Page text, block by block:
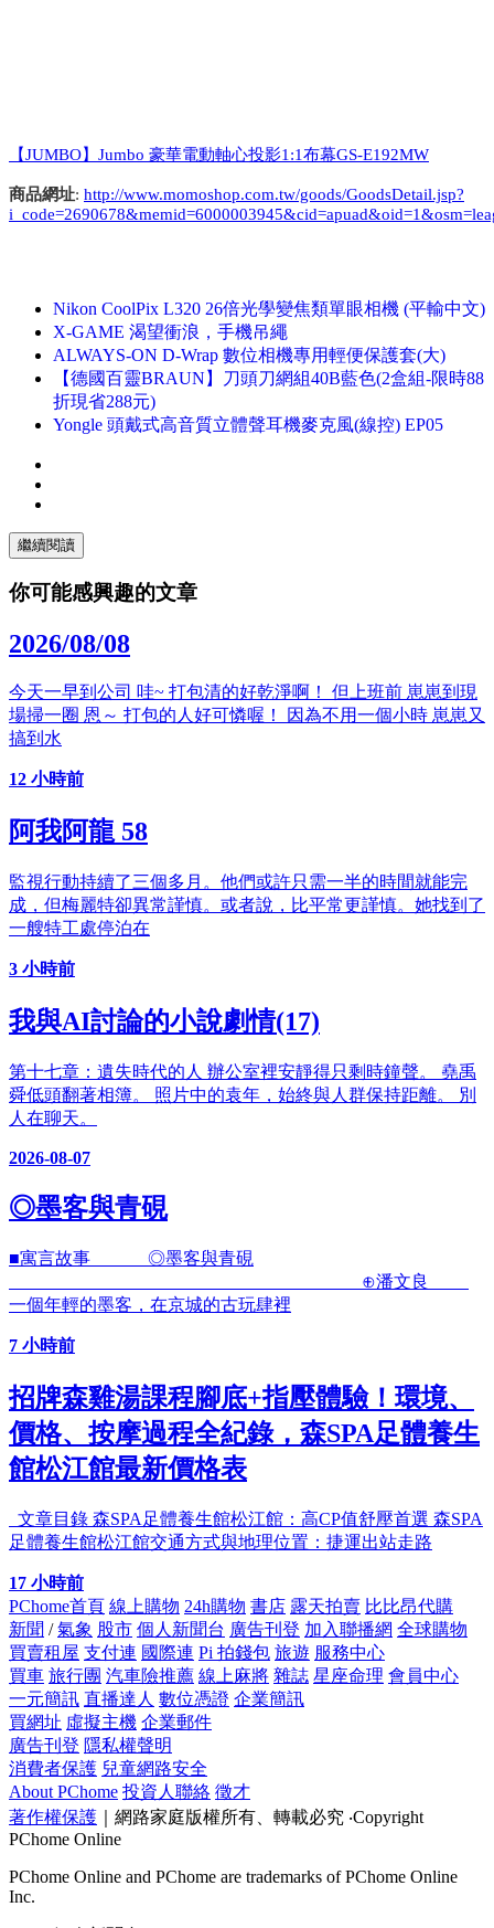
【JUMBO】Jumbo 豪華電動軸心投影1:1布幕GS-E192MW
商品網址: http://www.momoshop.com.tw/goods/GoodsDetail.jsp?
Nikon CoolPix L320 26倍光學變焦類單眼相機 (平輸中文)
X-GAME 渴望衝浪，手機吊繩
ALWAYS-ON D-Wrap 數位相機專用輕便保護套(大)
【德國百靈BRAUN】刀頭刀網組40B藍色(2盒組-限時88
折現省288元)
Yongle 頭戴式高音質立體聲耳機麥克風(線控) EP05
繼續閱讀
你可能感興趣的文章
2026/08/08
今天一早到公司 哇~ 打包清的好乾淨啊！ 但上班前 崽崽到現
場掃一圈 恩～ 打包的人好可憐喔！ 因為不用一個小時 崽崽又
搞到水
12 小時前
阿我阿龍 58
監視行動持續了三個多月。他們或許只需一半的時間就能完
成，但梅麗特卻異常謹慎。或者說，比平常更謹慎。她找到了
一艘特工處停泊在
3 小時前
我與AI討論的小說劇情(17)
第十七章：遺失時代的人 辦公室裡安靜得只剩時鐘聲。 堯禹
舜低頭翻著相簿。 照片中的袁年，始終與人群保持距離。 別
人在聊天。
2026-08-07
◎墨客與青硯
■寓言故事 ◎墨客與青硯
⊕潘文良
一個年輕的墨客，在京城的古玩肆裡
7 小時前
招牌森雞湯課程腳底+指壓體驗！環境、
價格、按摩過程全紀錄，森SPA足體養生
館松江館最新價格表
文章目錄 森SPA足體養生館松江館：高CP值舒壓首選 森SPA
足體養生館松江館交通方式與地理位置：捷運出站走路
17 小時前
PChome首頁 線上購物 24h購物 書店 露天拍賣 比比昂代購
新聞 /氣象 股市 個人新聞台 廣告刊登 加入聯播網 全球購物
買賣租屋 支付連 國際連 Pi 拍錢包 旅遊 服務中心
買車 旅行團 汽車險推薦 線上麻將 雜誌 星座命理 會員中心
一元簡訊 直播達人 數位憑證 企業簡訊
買網址 虛擬主機 企業郵件
廣告刊登 隱私權聲明
消費者保護 兒童網路安全
About PChome 投資人聯絡 徵才
著作權保護 ｜網路家庭版權所有、轉載必究 ‧Copyright
PChome Online
PChome Online and PChome are trademarks of PChome Online
Inc.